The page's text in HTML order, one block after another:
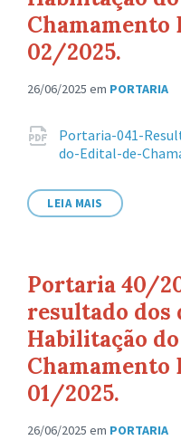
Chamamento
02/2025.
26/06/2025 em PORTARIA
Anexos
Portaria-041-
do-Edital-de-
LEIA MAIS
Portaria 40/
resultado dos
Habilitação
Chamamento
01/2025.
26/06/2025 em PORTARIA